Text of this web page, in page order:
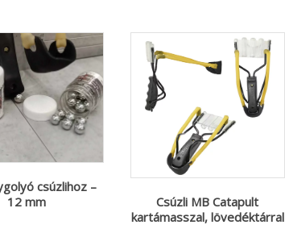
csúzlihoz –
12 mm
Csúzli MB Catapult
kartámasszal, lövedéktárral